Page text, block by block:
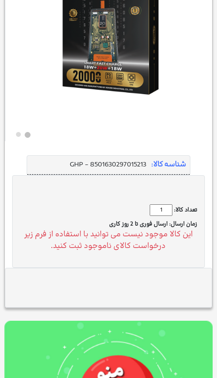
شناسه کالا: GHP - 8501630297015213
تعداد کالا:
زمان ارسال: ارسال فوری تا 2 روز کاری
این کالا موجود نیست می توانید با استفاده از فرم زیر
درخواست کالای ناموجود ثبت کنید.